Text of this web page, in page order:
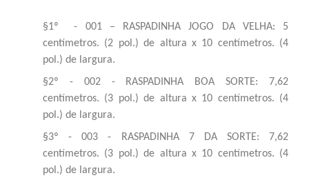
§1º - 001 – RASPADINHA JOGO DA VELHA: 5
centímetros. (2 pol.) de altura x 10 centímetros. (4
pol.) de largura.
§2º - 002 - RASPADINHA BOA SORTE: 7,62
centímetros. (3 pol.) de altura x 10 centímetros. (4
pol.) de largura.
§3º - 003 - RASPADINHA 7 DA SORTE: 7,62
centímetros. (3 pol.) de altura x 10 centímetros. (4
pol.) de largura.